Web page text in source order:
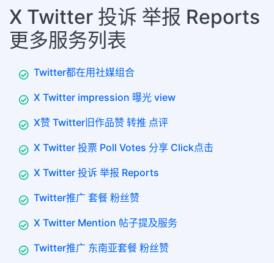
X Twitter 投诉 举报 Reports
更多服务列表
Twitter都在用社媒组合
X Twitter impression 曝光 view
X赞 Twitter旧作品赞 转推 点评
X Twitter 投票 Poll Votes 分享 Click点击
X Twitter 投诉 举报 Reports
Twitter推广 套餐 粉丝赞
X Twitter Mention 帖子提及服务
Twitter推广 东南亚套餐 粉丝赞